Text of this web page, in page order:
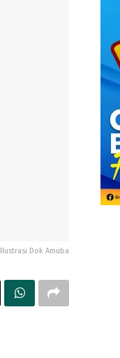
Ilustrasi Dok Amuba